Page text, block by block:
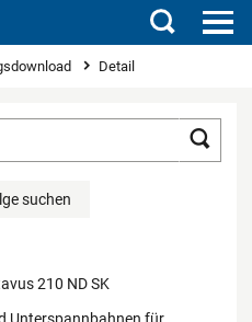
Suchen
Detail
suchen
210 ND SK